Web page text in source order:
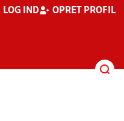
LOG IND OPRET PROFIL